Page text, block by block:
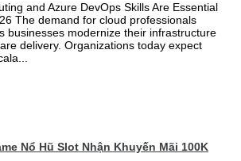
and Azure DevOps Skills Are Essential
The demand for cloud professionals
businesses modernize their infrastructure
delivery. Organizations today expect
Nổ Hũ Slot Nhận Khuyến Mãi 100K